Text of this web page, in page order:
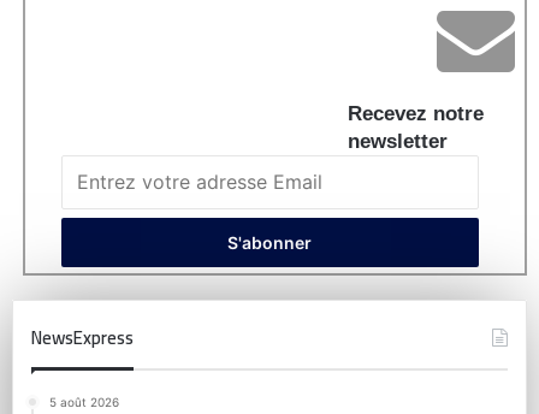
Recevez notre
newsletter
NewsExpress
5 août 2026